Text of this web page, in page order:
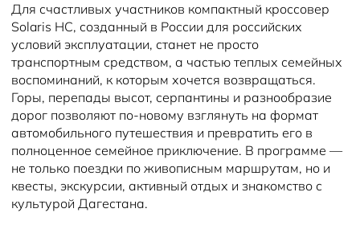
Для счастливых участников компактный кроссовер
Solaris HC, созданный в России для российских
условий эксплуатации, станет не просто
транспортным средством, а частью теплых семейных
воспоминаний, к которым хочется возвращаться.
Горы, перепады высот, серпантины и разнообразие
дорог позволяют по-новому взглянуть на формат
автомобильного путешествия и превратить его в
полноценное семейное приключение. В программе —
не только поездки по живописным маршрутам, но и
квесты, экскурсии, активный отдых и знакомство с
культурой Дагестана.